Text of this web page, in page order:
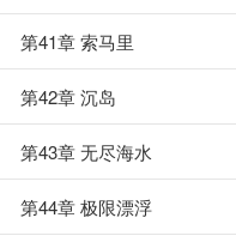
第41章 索马里
第42章 沉岛
第43章 无尽海水
第44章 极限漂浮